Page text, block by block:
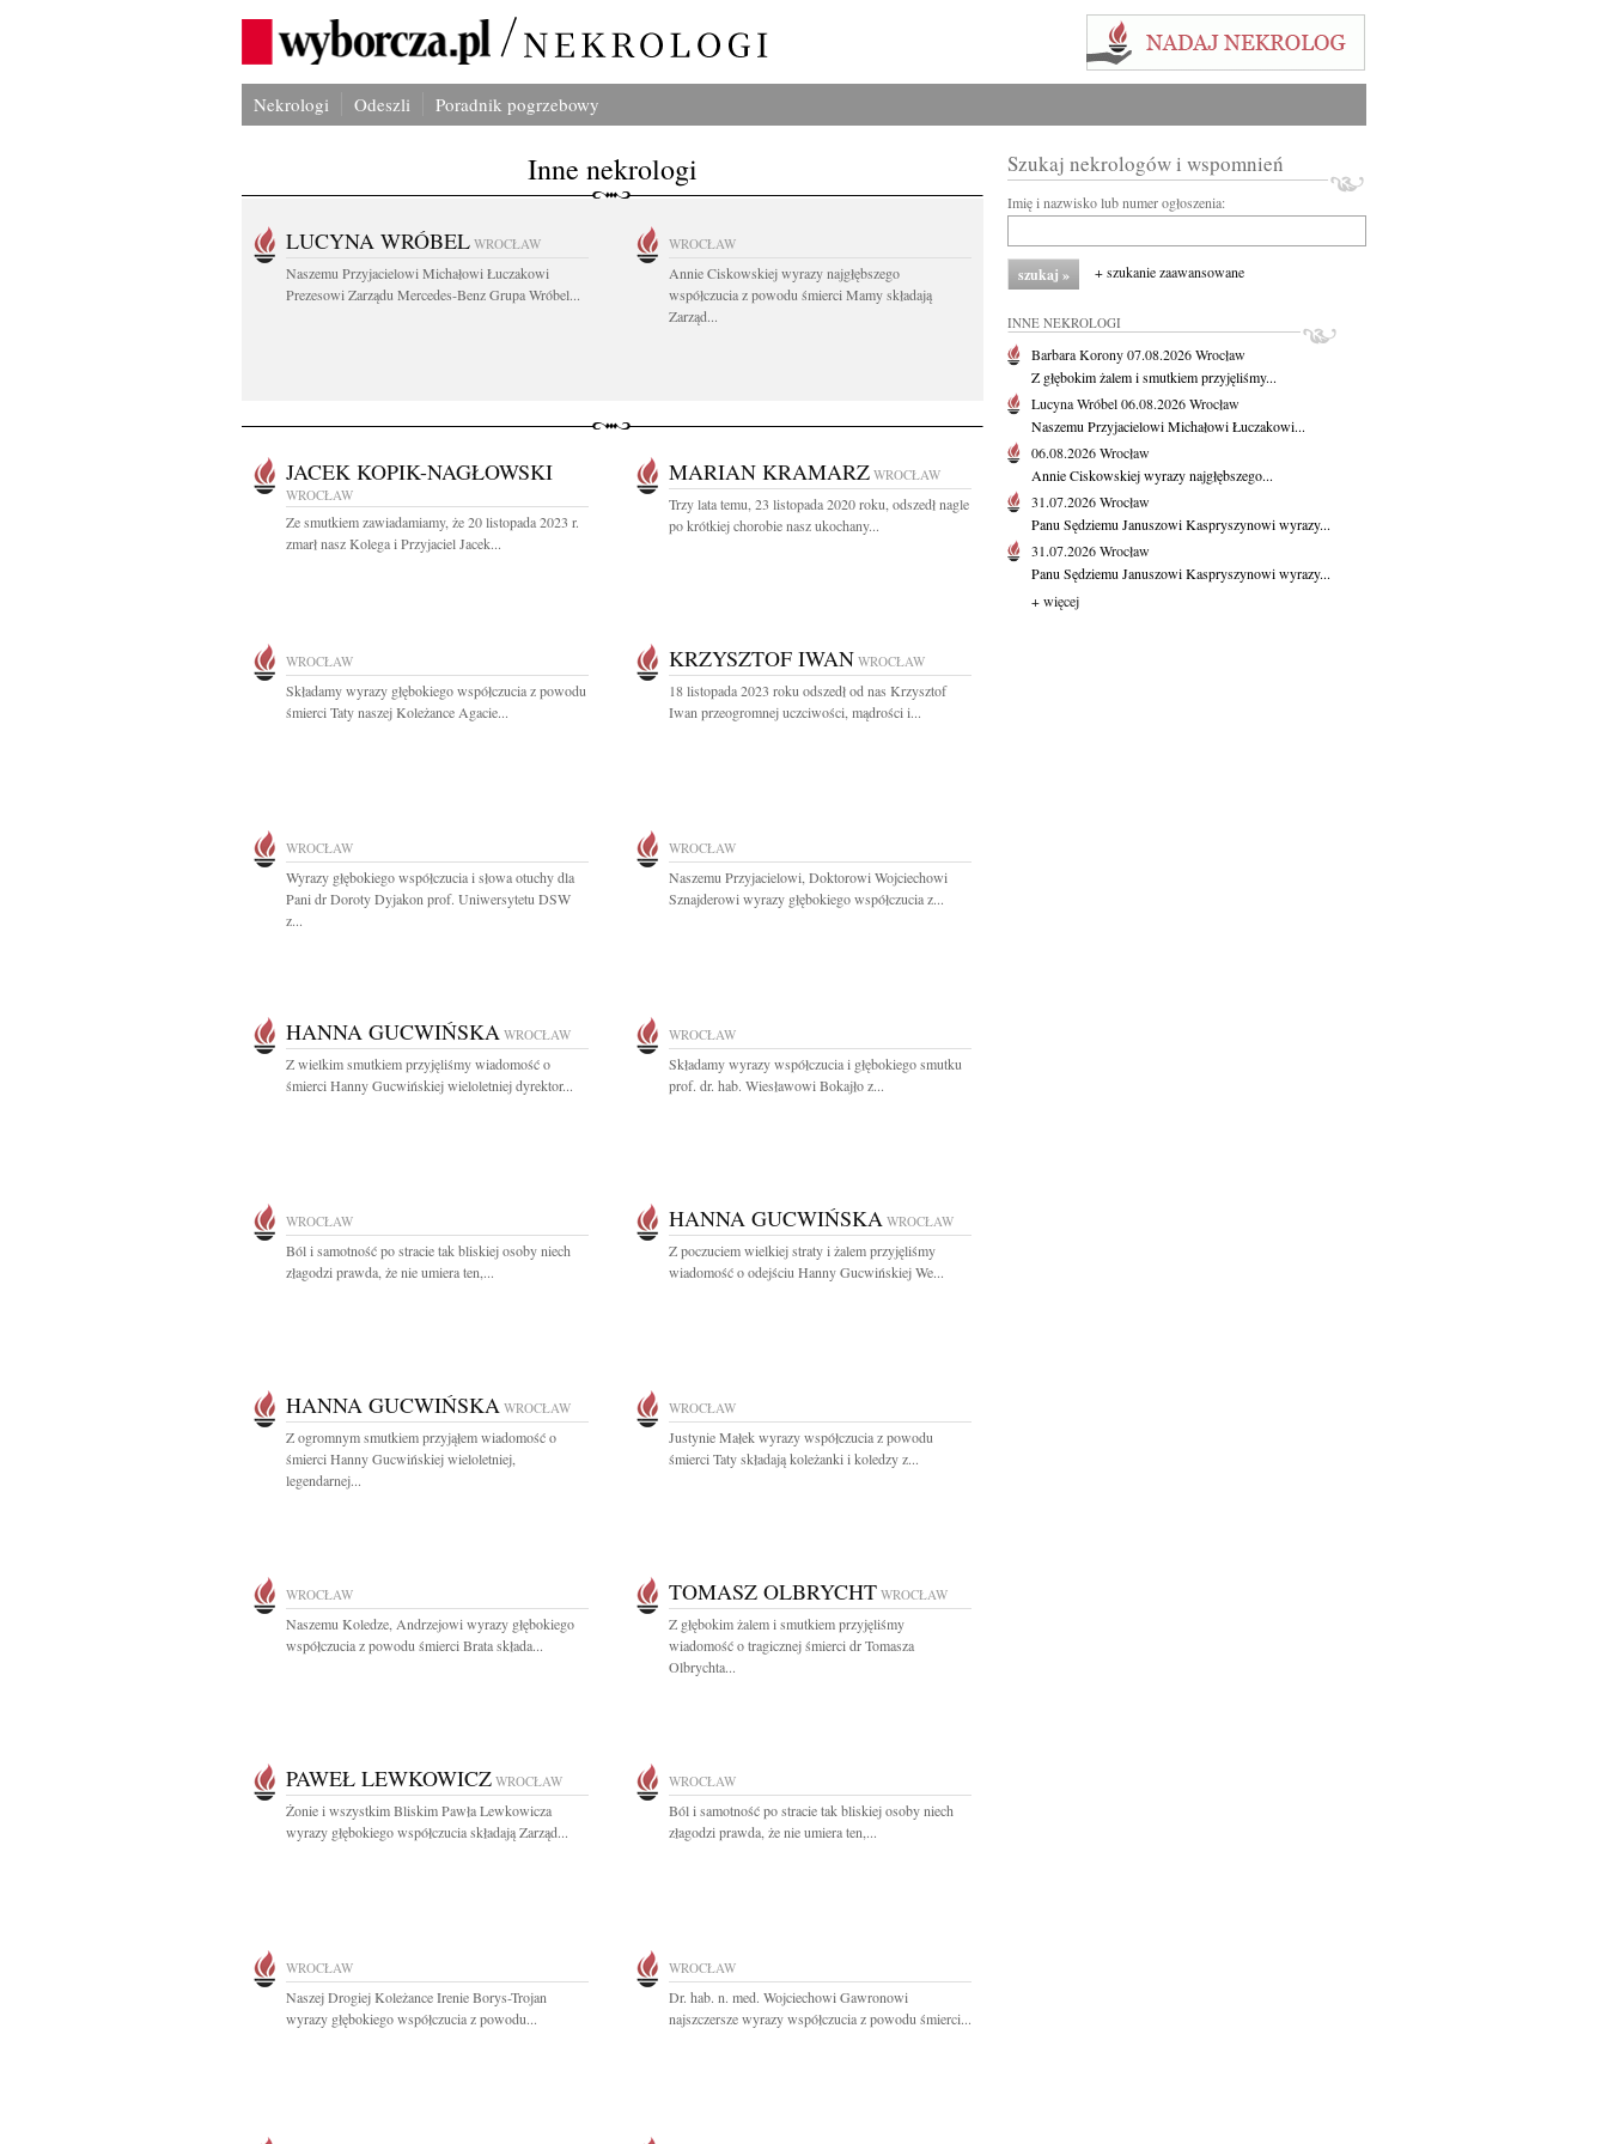
Nekrologi Odeszli Poradnik pogrzebowy
Inne nekrologi
LUCYNA WRÓBEL WROCŁAW
Naszemu Przyjacielowi Michałowi Łuczakowi
Prezesowi Zarządu Mercedes-Benz Grupa Wróbel...
WROCŁAW
Annie Ciskowskiej wyrazy najgłębszego
współczucia z powodu śmierci Mamy składają
Zarząd...
JACEK KOPIK-NAGŁOWSKI
WROCŁAW
Ze smutkiem zawiadamiamy, że 20 listopada 2023 r.
zmarł nasz Kolega i Przyjaciel Jacek...
MARIAN KRAMARZ WROCŁAW
Trzy lata temu, 23 listopada 2020 roku, odszedł nagle
po krótkiej chorobie nasz ukochany...
WROCŁAW
Składamy wyrazy głębokiego współczucia z powodu
śmierci Taty naszej Koleżance Agacie...
KRZYSZTOF IWAN WROCŁAW
18 listopada 2023 roku odszedł od nas Krzysztof
Iwan przeogromnej uczciwości, mądrości i...
WROCŁAW
Wyrazy głębokiego współczucia i słowa otuchy dla
Pani dr Doroty Dyjakon prof. Uniwersytetu DSW
z...
WROCŁAW
Naszemu Przyjacielowi, Doktorowi Wojciechowi
Sznajderowi wyrazy głębokiego współczucia z...
HANNA GUCWIŃSKA WROCŁAW
Z wielkim smutkiem przyjęliśmy wiadomość o
śmierci Hanny Gucwińskiej wieloletniej dyrektor...
WROCŁAW
Składamy wyrazy współczucia i głębokiego smutku
prof. dr. hab. Wiesławowi Bokajło z...
WROCŁAW
Ból i samotność po stracie tak bliskiej osoby niech
złagodzi prawda, że nie umiera ten,...
HANNA GUCWIŃSKA WROCŁAW
Z poczuciem wielkiej straty i żalem przyjęliśmy
wiadomość o odejściu Hanny Gucwińskiej We...
HANNA GUCWIŃSKA WROCŁAW
Z ogromnym smutkiem przyjąłem wiadomość o
śmierci Hanny Gucwińskiej wieloletniej,
legendarnej...
WROCŁAW
Justynie Małek wyrazy współczucia z powodu
śmierci Taty składają koleżanki i koledzy z...
WROCŁAW
Naszemu Koledze, Andrzejowi wyrazy głębokiego
współczucia z powodu śmierci Brata składa...
TOMASZ OLBRYCHT WROCŁAW
Z głębokim żalem i smutkiem przyjęliśmy
wiadomość o tragicznej śmierci dr Tomasza
Olbrychta...
PAWEŁ LEWKOWICZ WROCŁAW
Żonie i wszystkim Bliskim Pawła Lewkowicza
wyrazy głębokiego współczucia składają Zarząd...
WROCŁAW
Ból i samotność po stracie tak bliskiej osoby niech
złagodzi prawda, że nie umiera ten,...
WROCŁAW
Naszej Drogiej Koleżance Irenie Borys-Trojan
wyrazy głębokiego współczucia z powodu...
WROCŁAW
Dr. hab. n. med. Wojciechowi Gawronowi
najszczersze wyrazy współczucia z powodu śmierci...
Szukaj nekrologów i wspomnień
Imię i nazwisko lub numer ogłoszenia:
+ szukanie zaawansowane
INNE NEKROLOGI
Barbara Korony07.08.2026Wrocław
Z głębokim żalem i smutkiem przyjęliśmy...
Lucyna Wróbel06.08.2026Wrocław
Naszemu Przyjacielowi Michałowi Łuczakowi...
06.08.2026Wrocław
Annie Ciskowskiej wyrazy najgłębszego...
31.07.2026Wrocław
Panu Sędziemu Januszowi Kaspryszynowi wyrazy...
31.07.2026Wrocław
Panu Sędziemu Januszowi Kaspryszynowi wyrazy...
+ więcej